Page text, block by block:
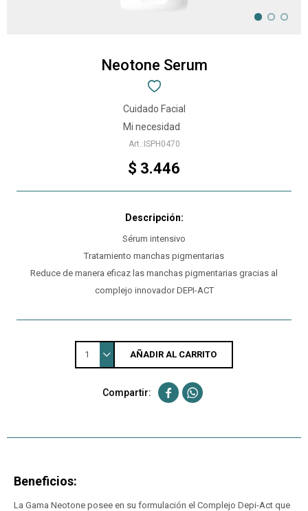
Neotone Serum
Cuidado Facial
Mi necesidad
ISPH0470
$ 3.446
Sérum intensivo
Tratamiento manchas pigmentarias
Reduce de manera eficaz las manchas pigmentarias gracias al
complejo innovador DEPI-ACT
1 AÑADIR AL CARRITO
 
Beneficios:
La Gama Neotone posee en su formulación el Complejo Depi-Act que